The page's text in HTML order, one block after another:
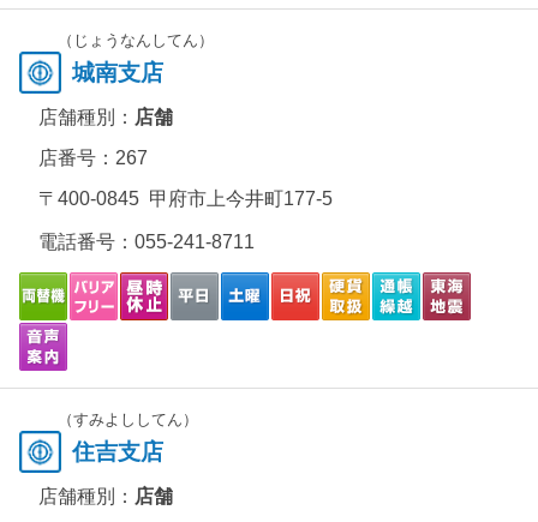
（じょうなんしてん）
城南支店
店舗種別： 店舗
店番号：267
〒400-0845 甲府市上今井町177-5
電話番号： 055-241-8711
（すみよししてん）
住吉支店
店舗種別： 店舗